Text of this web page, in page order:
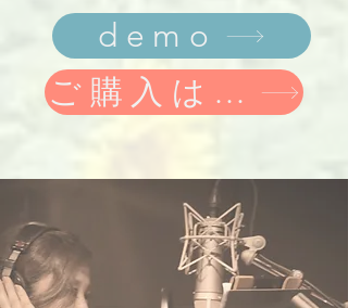
demo
ご購入はこちらから